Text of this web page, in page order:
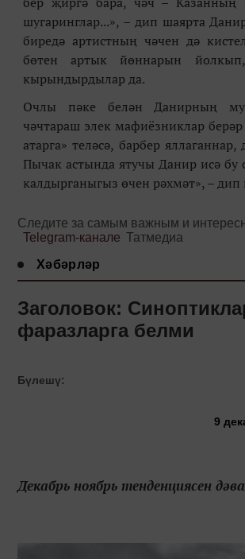
шугаринглар...», – дип шаярта
биредә артистның чәчен дә
бөтен артык йөннарын
кырындырдылар да.
Очлы пәке белән Данирның
чәчтараш элек мафиёзниклар
атарга» теләсә, барбер
Пычак астында ятучы Данир исә бу
калдырганыгыз өчен рәхмәт», – дип
Следите за самым важным и
Telegram-канале Татмедиа
Хәбәрләр
Заголовок:
фаразларга белми
Бүлешү:
9
Декабрь ноябрь тенденциясен